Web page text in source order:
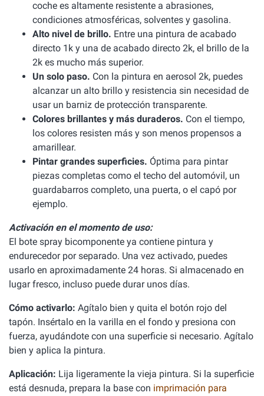
coche es altamente resistente a abrasiones,
condiciones atmosféricas, solventes y gasolina.
Alto nivel de brillo. Entre una pintura de acabado
directo 1k y una de acabado directo 2k, el brillo de la
2k es mucho más superior.
Un solo paso. Con la pintura en aerosol 2k, puedes
alcanzar un alto brillo y resistencia sin necesidad de
usar un barniz de protección transparente.
Colores brillantes y más duraderos. Con el tiempo,
los colores resisten más y son menos propensos a
amarillear.
Pintar grandes superficies. Óptima para pintar
piezas completas como el techo del automóvil, un
guardabarros completo, una puerta, o el capó por
ejemplo.
Activación en el momento de uso:
El bote spray bicomponente ya contiene pintura y
endurecedor por separado. Una vez activado, puedes
usarlo en aproximadamente 24 horas. Si almacenado en
lugar fresco, incluso puede durar unos días.
Cómo activarlo: Agítalo bien y quita el botón rojo del
tapón. Insértalo en la varilla en el fondo y presiona con
fuerza, ayudándote con una superficie si necesario. Agítalo
bien y aplica la pintura.
Aplicación: Lija ligeramente la vieja pintura. Si la superficie
está desnuda, prepara la base con imprimación para